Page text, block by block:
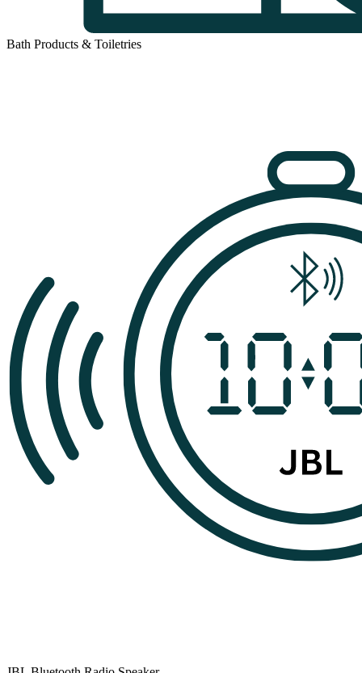
Bath Products & Toiletries